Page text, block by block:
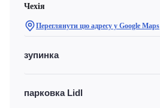
Чехiя
Переглянути цю адресу у Google Maps
зупинка
парковка Lidl